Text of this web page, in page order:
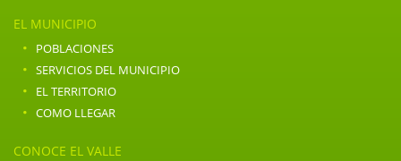
EL MUNICIPIO
· POBLACIONES
· SERVICIOS DEL MUNICIPIO
· EL TERRITORIO
· COMO LLEGAR
CONOCE EL VALLE